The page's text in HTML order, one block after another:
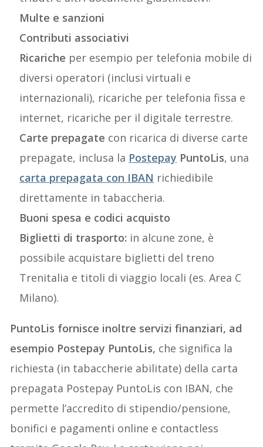
Multe e sanzioni
Contributi associativi
Ricariche per esempio per telefonia mobile di
diversi operatori (inclusi virtuali e
internazionali), ricariche per telefonia fissa e
internet, ricariche per il digitale terrestre.
Carte prepagate con ricarica di diverse carte
prepagate, inclusa la Postepay PuntoLis, una
carta prepagata con IBAN richiedibile
direttamente in tabaccheria.
Buoni spesa e codici acquisto
Biglietti di trasporto: in alcune zone, è
possibile acquistare biglietti del treno
Trenitalia e titoli di viaggio locali (es. Area C
Milano).
PuntoLis fornisce inoltre servizi finanziari, ad
esempio Postepay PuntoLis, che significa la
richiesta (in tabaccherie abilitate) della carta
prepagata Postepay PuntoLis con IBAN, che
permette l’accredito di stipendio/pensione,
bonifici e pagamenti online e contactless